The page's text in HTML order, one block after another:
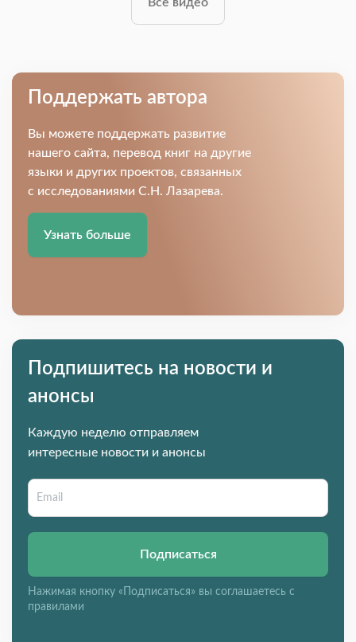
Все видео
Поддержать автора
Вы можете поддержать развитие
нашего сайта, перевод книг на другие
языки и других проектов, связанных
с исследованиями С.Н. Лазарева.
Узнать больше
Подпишитесь на новости и
анонсы
Каждую неделю отправляем
интересные новости и анонсы
Подписаться
Нажимая кнопку «Подписаться» вы соглашаетесь с
правилами